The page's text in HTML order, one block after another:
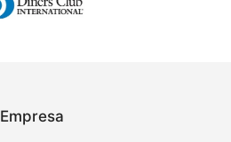
Empresa